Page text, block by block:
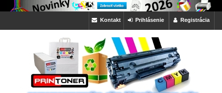
Registrácia
Prihlásenie
Kontakt